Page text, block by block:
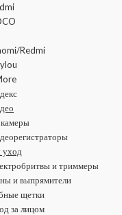
Redmi
уход
и триммеры
и выпрямители
щетки
за лицом